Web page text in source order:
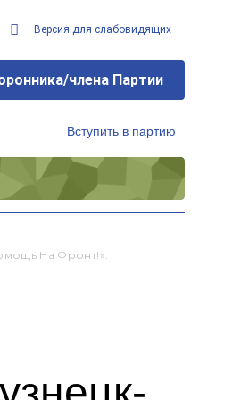
Версия для слабовидящих
члена Партии
Вступить в партию
На Фронт!».